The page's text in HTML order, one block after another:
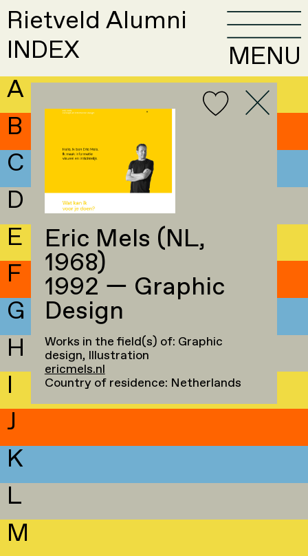
Rietveld Alumni
INDEX
MENU
A
B
C
D
E
F
G
H
I
J
K
L
M
Eric Mels (NL,
1968)
1992 — Graphic
Design
Works in the field(s) of: Graphic
design, Illustration
ericmels.nl
Country of residence: Netherlands